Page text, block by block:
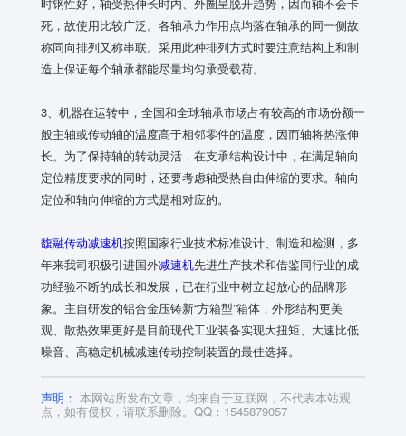
时钢性好，轴受热伸长时内、外圈呈脱开趋势，因而轴不会卡
死，故使用比较广泛。各轴承力作用点均落在轴承的同一侧故
称同向排列又称串联。采用此种排列方式时要注意结构上和制
造上保证每个轴承都能尽量均匀承受载荷。
3、机器在运转中，全国和全球轴承市场占有较高的市场份额一
般主轴或传动轴的温度高于相邻零件的温度，因而轴将热涨伸
长。为了保持轴的转动灵活，在支承结构设计中，在满足轴向
定位精度要求的同时，还要考虑轴受热自由伸缩的要求。轴向
定位和轴向伸缩的方式是相对应的。
馥融传动减速机按照国家行业技术标准设计、制造和检测，多
年来我司积极引进国外减速机先进生产技术和借鉴同行业的成
功经验不断的成长和发展，已在行业中树立起放心的品牌形
象。主自研发的铝合金压铸新“方箱型”箱体，外形结构更美
观、散热效果更好是目前现代工业装备实现大扭矩、大速比低
噪音、高稳定机械减速传动控制装置的最佳选择。
声明： 本网站所发布文章，均来自于互联网，不代表本站观
点，如有侵权，请联系删除。QQ：1545879057